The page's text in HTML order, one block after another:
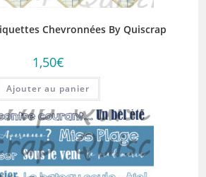
Chevronnées By Quiscrap
1,50€
Ajouter au panier